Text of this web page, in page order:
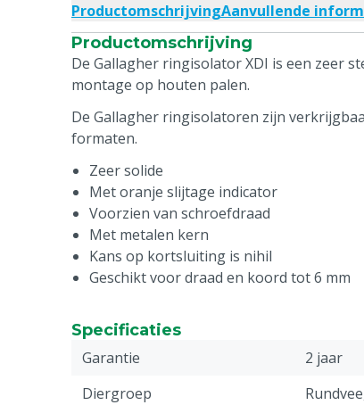
ProductomschrijvingAanvullende
Productomschrijving
De Gallagher ringisolator XDI is een zeer
montage op houten palen.
De Gallagher ringisolatoren zijn
formaten.
Zeer solide
Met oranje slijtage indicator
Voorzien van schroefdraad
Met metalen kern
Kans op kortsluiting is nihil
Geschikt voor draad en koord tot 6 mm
Specificaties
Garantie
2 jaar
Diergroep